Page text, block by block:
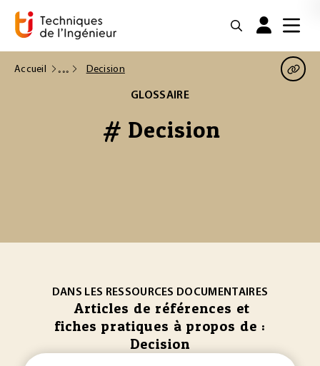
Accueil Decision
GLOSSAIRE
# Decision
DANS LES RESSOURCES DOCUMENTAIRES
Articles de références et
fiches pratiques à propos de :
Decision